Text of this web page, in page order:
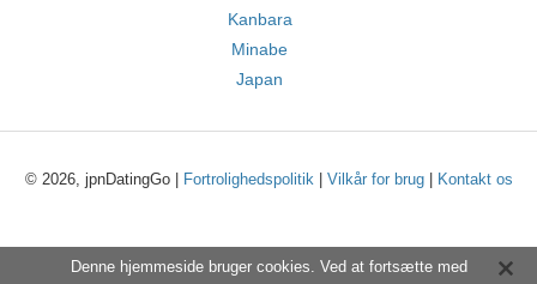
Kanbara
Minabe
Japan
© 2026, jpnDatingGo | Fortrolighedspolitik| Vilkår for brug| Kontakt os
Denne hjemmeside bruger cookies. Ved at fortsætte med